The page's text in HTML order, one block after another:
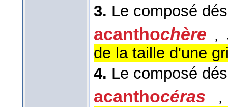
3. Le composé
acanthochère ,
de la taille d'une
4. Le composé
acanthocéras
,